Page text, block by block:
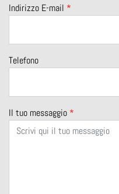
Indirizzo E-mail *
Telefono
Il tuo messaggio *